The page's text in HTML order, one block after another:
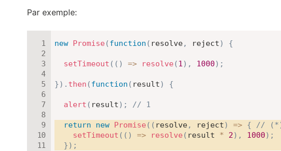
Par exemple:
new Promise (function ( resolve, reject) {
setTimeout ( ( ) => resolve (1) , 1000) ;
}) . then (function ( result) {
alert ( result) ; // 1
return new Promise ( ( resolve, reject) => {
//
setTimeout ( ( ) => resolve ( result * 2) , 1000) ;
}) ;